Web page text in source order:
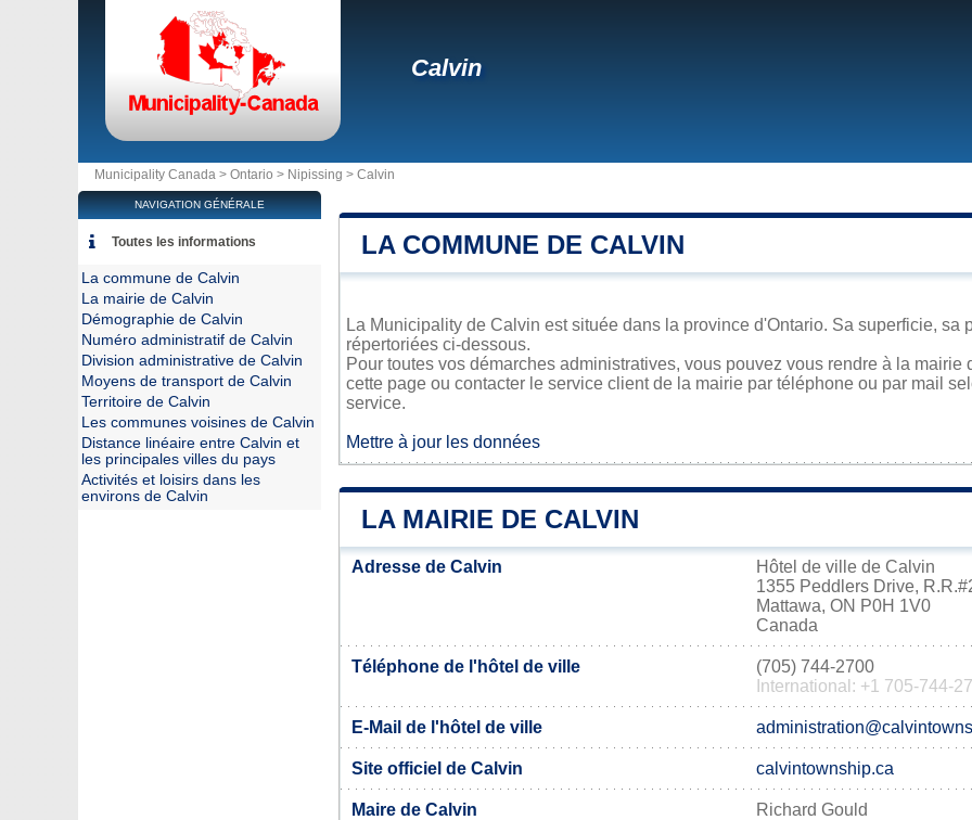
Calvin
Municipality Canada > Ontario > Nipissing > Calvin
LA COMMUNE DE CALVIN
La Municipality de Calvin est située dans la province d'Ontario. Sa superficie, sa
répertoriées ci-dessous.
Pour toutes vos démarches administratives, vous pouvez vous rendre à la
cette page ou contacter le service client de la mairie par téléphone ou par mail
service.
Mettre à jour les données
LA MAIRIE DE CALVIN
Adresse de Calvin
Hôtel de ville de Calvin
1355 Peddlers Drive,
Mattawa, ON P0H 1V0
Canada
Téléphone de l'hôtel de ville
(705) 744-2700
International: +1 705-744-
E-Mail de l'hôtel de ville
Site officiel de Calvin calvintownship.ca
Maire de Calvin Richard Gould
NAVIGATION GÉNÉRALE
Toutes les informations
La commune de Calvin
La mairie de Calvin
Démographie de Calvin
Numéro administratif de Calvin
Division administrative de Calvin
Moyens de transport de Calvin
Territoire de Calvin
Les communes voisines de Calvin
Distance linéaire entre Calvin et
les principales villes du pays
Activités et loisirs dans les
environs de Calvin